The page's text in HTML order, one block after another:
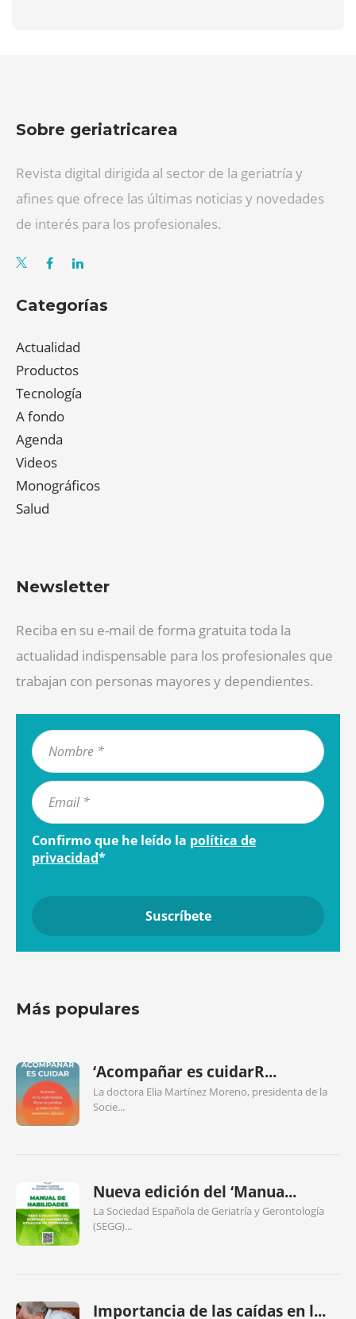
Sobre geriatricarea
Revista digital dirigida al sector de la geriatría y
afines que ofrece las últimas noticias y novedades
de interés para los profesionales.
Categorías
Actualidad
Productos
Tecnología
A fondo
Agenda
Videos
Monográficos
Salud
Newsletter
Reciba en su e-mail de forma gratuita toda la
actualidad indispensable para los profesionales que
trabajan con personas mayores y dependientes.
Confirmo que he leído la política de
privacidad*
Más populares
‘Acompañar es cuidarR...
La doctora Elia Martínez Moreno, presidenta de la
Socie...
Nueva edición del ‘Manua...
La Sociedad Española de Geriatría y Gerontología
(SEGG)...
Importancia de las caídas en l...